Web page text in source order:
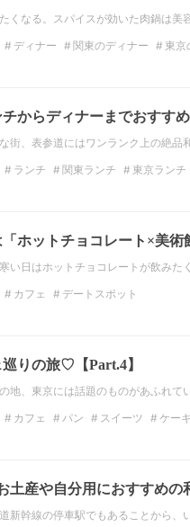
くなる。スパイスが効いた肉鍋は
ディナー 関東のディナー
東京
からディナーまでおすす
街、表参道にはワンランク上の絶
ランチ 関東ランチ
東京ランチ
ホットチョコレート×美術
い日はホットチョコレートが飲み
カフェ
デートスポット
りの旅♡【Part.4】
地、東京には話題のものがあふれ
カフェ パン スイーツ
ケーキ
土産や自分用におすすめの
新幹線の停車駅でもあることから